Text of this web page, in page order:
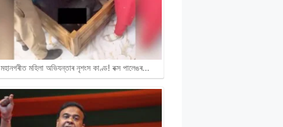
মহানগৰীত মহিলা অভিযন্তাৰ নৃশংস কাণ্ড! বক্স পালেঙৰ…